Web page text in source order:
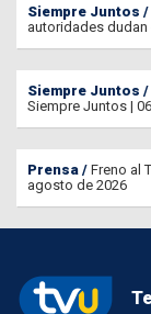
Siempre Juntos
autoridades
Siempre Juntos
Siempre Juntos |
Prensa
Freno al
agosto de 2026